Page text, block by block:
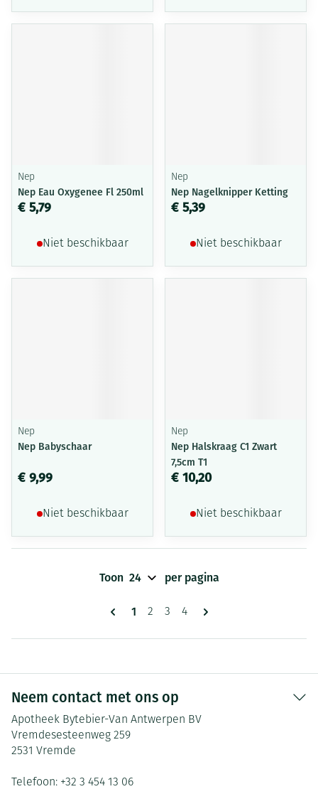
Nep
Nep Eau Oxygenee Fl 250ml
€ 5,79
Niet beschikbaar
Nep
Nep Nagelknipper Ketting
€ 5,39
Niet beschikbaar
Nep
Nep Babyschaar
€ 9,99
Niet beschikbaar
Nep
Nep Halskraag C1 Zwart
7,5cm T1
€ 10,20
Niet beschikbaar
Pagina's
U lees momenteel pagina
1 Pagina
2 Pagina
3 Pagina
4
Toon per pagina
Neem contact met ons op
Apotheek Bytebier-Van Antwerpen BV
Vremdesesteenweg 259
2531 Vremde
Telefoon: +32 3 454 13 06